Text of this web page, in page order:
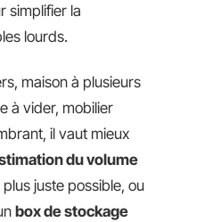
simplifier la
lourds.
maison à plusieurs
à vider, mobilier
il vaut mieux
du volume
plus juste possible, ou
box de stockage